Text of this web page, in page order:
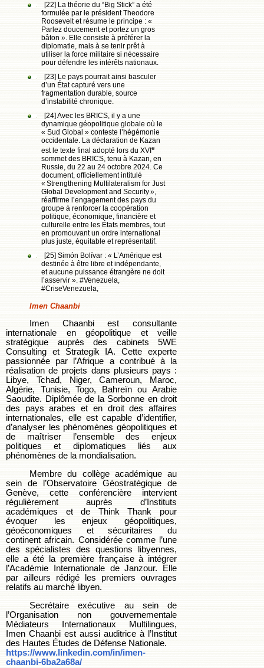
[22] La théorie du “Big Stick” a été
formulée par le président Theodore
Roosevelt et résume le principe : «
Parlez doucement et portez un gros
bâton ». Elle consiste à préférer la
diplomatie, mais à se tenir prêt à
utiliser la force militaire si nécessaire
pour défendre les intérêts nationaux.
[23] Le pays pourrait ainsi basculer
d’un État capturé vers une
fragmentation durable, source
d’instabilité chronique.
[24] Avec les BRICS, il y a une
dynamique géopolitique globale où le
« Sud Global » conteste l’hégémonie
occidentale. La déclaration de Kazan
est le texte final adopté lors du XVI e
sommet des BRICS, tenu à Kazan, en
Russie, du 22 au 24 octobre 2024. Ce
document, officiellement intitulé
« Strengthening Multilateralism for Just
Global Development and Security »,
réaffirme l’engagement des pays du
groupe à renforcer la coopération
politique, économique, financière et
culturelle entre les États membres, tout
en promouvant un ordre international
plus juste, équitable et représentatif.
[25] Simón Bolívar : « L’Amérique est
destinée à être libre et indépendante,
et aucune puissance étrangère ne doit
l’asservir ». #Venezuela,
#CriseVenezuela,
Imen Chaanbi
Imen Chaanbi est consultante
internationale en géopolitique et veille
stratégique auprès des cabinets 5WE
Consulting et Strategik IA. Cette experte
passionnée par l’Afrique a contribué à la
réalisation de projets dans plusieurs pays :
Libye, Tchad, Niger, Cameroun, Maroc,
Algérie, Tunisie, Togo, Bahreïn ou Arabie
Saoudite. Diplômée de la Sorbonne en droit
des pays arabes et en droit des affaires
internationales, elle est capable d’identifier,
d’analyser les phénomènes géopolitiques et
de maîtriser l’ensemble des enjeux
politiques et diplomatiques liés aux
phénomènes de la mondialisation.
Membre du collège académique au
sein de l’Observatoire Géostratégique de
Genève, cette conférencière intervient
régulièrement auprès d’Instituts
académiques et de Think Thank pour
évoquer les enjeux géopolitiques,
géoéconomiques et sécuritaires du
continent africain. Considérée comme l’une
des spécialistes des questions libyennes,
elle a été la première française à intégrer
l’Académie Internationale de Janzour. Elle
par ailleurs rédigé les premiers ouvrages
relatifs au marché libyen.
Secrétaire exécutive au sein de
l’Organisation non gouvernementale
Médiateurs Internationaux Multilingues,
Imen Chaanbi est aussi auditrice à l’Institut
des Hautes Études de Défense Nationale.
https://www.linkedin.com/in/imen-
chaanbi-6ba2a68a/